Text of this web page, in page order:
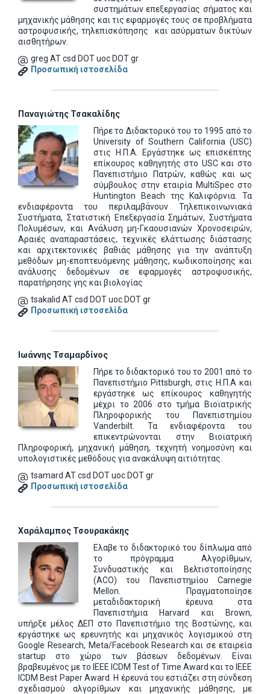
συστημάτων επεξεργασίας σήματος και
μηχανικής μάθησης και τις εφαρμογές τους σε προβλήματα
αστροφυσικής, τηλεπισκόπησης και ασύρματων δικτύων
αισθητήρων.
greg AT csd DOT uoc DOT gr
Προσωπική ιστοσελίδα
Παναγιώτης Τσακαλίδης
Πήρε το Διδακτορικό του το 1995 από το
University of Southern California (USC)
στις Η.Π.Α. Εργάστηκε ως επισκέπτης
επίκουρος καθηγητής στο USC και στο
Πανεπιστήμιο Πατρών, καθώς και ως
σύμβουλος στην εταιρία MultiSpec στο
Huntington Beach της Καλιφόρνια. Τα
ενδιαφέροντα του περιλαμβάνουν Τηλεπικοινωνιακά
Συστήματα, Στατιστική Επεξεργασία Σημάτων, Συστήματα
Πολυμέσων, και Ανάλυση μη-Γκαουσιανών Χρονοσειρών,
Αραιές αναπαραστάσεις, τεχνικές ελάττωσης διάστασης
και αρχιτεκτονικές βαθιάς μάθησης για την ανάπτυξη
μεθόδων μη-εποπτευόμενης μάθησης, κωδικοποίησης και
ανάλυσης δεδομένων σε εφαρμογές αστροφυσικής,
παρατήρησης γης και βιολογίας
tsakalid AT csd DOT uoc DOT gr
Προσωπική ιστοσελίδα
Ιωάννης Τσαμαρδίνος
Πήρε το διδακτορικό του το 2001 από το
Πανεπιστήμιο Pittsburgh, στις Η.Π.Α και
εργάστηκε ως επίκουρος καθηγητής
μέχρι το 2006 στο τμήμα Βιοϊατρικής
Πληροφορικής του Πανεπιστημίου
Vanderbilt. Τα ενδιαφέροντα του
επικεντρώνονται στην Βιοϊατρική
Πληροφορική, μηχανική μάθηση, τεχνητή νοημοσύνη και
υπολογιστικές μεθόδους για ανακάλυψη αιτιότητας.
tsamard AT csd DOT uoc DOT gr
Προσωπική ιστοσελίδα
Χαράλαμπος Τσουρακάκης
Ελαβε το διδακτορικό του δίπλωμα από
το πρόγραμμα Αλγορίθμων,
Συνδυαστικής και Βελτιστοποίησης
(ACO) του Πανεπιστημίου Carnegie
Mellon. Πραγματοποίησε
μεταδιδακτορική έρευνα στα
Πανεπιστήμια Harvard και Brown,
υπήρξε μέλος ΔΕΠ στο Πανεπιστήμιο της Βοστώνης, και
εργάστηκε ως ερευνητής και μηχανικός λογισμικού στη
Google Research, Meta/Facebook Research και σε εταιρεία
startup στο χώρο των βάσεων δεδομένων. Είναι
βραβευμένος με το IEEE ICDM Test of Time Award και το IEEE
ICDM Best Paper Award. Η έρευνά του εστιάζει στη σύνδεση
σχεδιασμού αλγορίθμων και μηχανικής μάθησης, με